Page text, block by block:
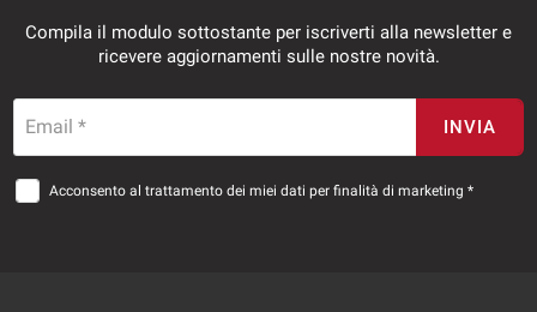
Compila il modulo sottostante per iscriverti alla newsletter e
ricevere aggiornamenti sulle nostre novità.
Email * INVIA
Acconsento al trattamento dei miei dati per finalità di marketing *